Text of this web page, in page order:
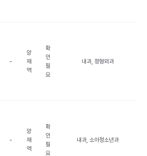
-
양
재
역
확
인
필
요
내과, 정형외과
-
양
재
역
확
인
필
요
내과, 소아청소년과